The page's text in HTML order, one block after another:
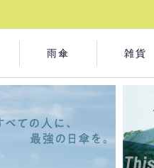
雨傘 雑貨